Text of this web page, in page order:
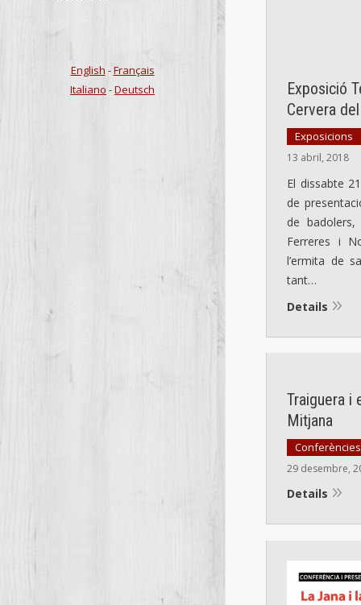
English -Français
Italiano -Deutsch
Exposició
Cervera
Exposicions
13 abril, 2018
El dissabte
de
de badolers,
Ferreres i
l’ermita de
tant…
Details
Traiguera i
Mitjana
29 desembre,
Details